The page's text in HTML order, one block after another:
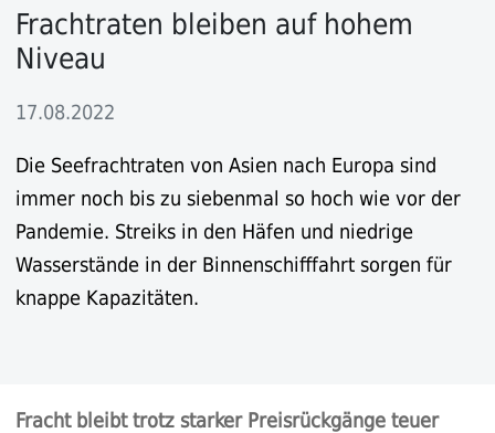
Frachtraten bleiben auf hohem
Niveau
17.08.2022
Die Seefrachtraten von Asien nach Europa sind
immer noch bis zu siebenmal so hoch wie vor der
Pandemie. Streiks in den Häfen und niedrige
Wasserstände in der Binnenschifffahrt sorgen für
knappe Kapazitäten.
Fracht bleibt trotz starker Preisrückgänge teuer